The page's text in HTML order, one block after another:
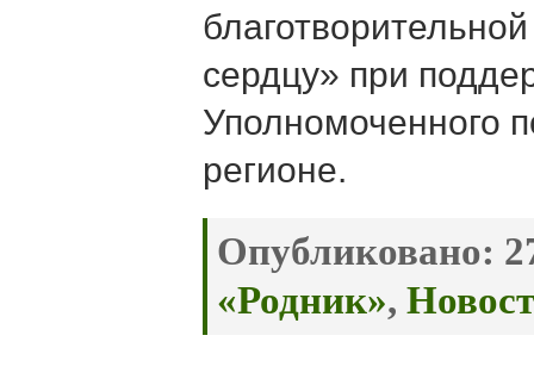
сердцу» при
Уполномоченного
регионе.
Опубликовано:
«Родник»,